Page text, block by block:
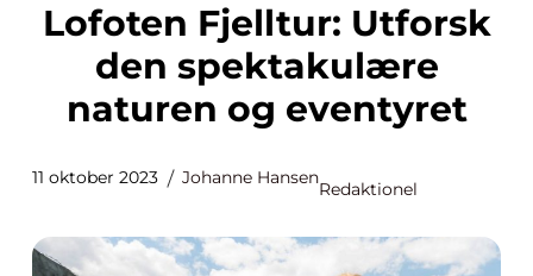
Lofoten Fjelltur: Utforsk
den spektakulære
naturen og eventyret
11 oktober 2023 Johanne Hansen
Redaktionel